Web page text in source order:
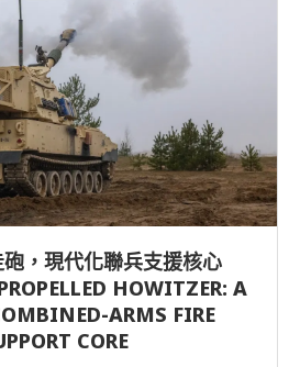
，現代化聯兵支援核心
HOWITZER: A
ARMS FIRE
CORE